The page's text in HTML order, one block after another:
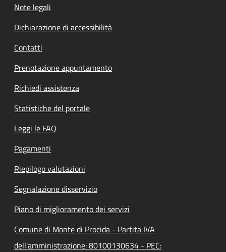
Note legali
Dichiarazione di accessibilità
Contatti
Prenotazione appuntamento
Richiedi assistenza
Statistiche del portale
Leggi le FAQ
Pagamenti
Riepilogo valutazioni
Segnalazione disservizio
Piano di miglioramento dei servizi
Comune di Monte di Procida - Partita IVA
dell'amministrazione: 80100130634 - PEC: